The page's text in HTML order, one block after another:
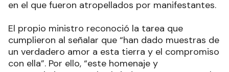
en el que fueron atropellados por manifestantes.
El propio ministro reconoció la tarea que
cumplieron al señalar que “han dado muestras de
un verdadero amor a esta tierra y el compromiso
con ella”. Por ello, “este homenaje y